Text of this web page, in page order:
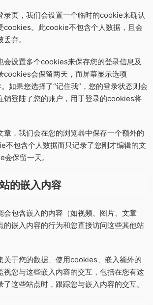
录页，我们会设置一个临时的cookie来确认
cookies。此cookie不包含个人数据，且会
弃。
会设置多个cookies来保存您的登录信息及
cookies会保留两天，而屏幕显示选项
如果您选择了“记住我”，您的登录状态则会
销登陆了您的账户，用于登录的cookies将
章，我们会在您的浏览器中保存一个额外的
不包含个人数据而只记录了您刚才编辑的文
保留一天。
的嵌入内容
会包含嵌入的内容（如视频、图片、文章
的嵌入内容的行为和您直接访问这些其他站
关于您的数据、使用cookies、嵌入额外的
视您与这些嵌入内容的交互，包括在您有这
这些站点时，跟踪您与嵌入内容的交互。